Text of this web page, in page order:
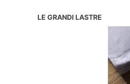
LE GRANDI LASTRE